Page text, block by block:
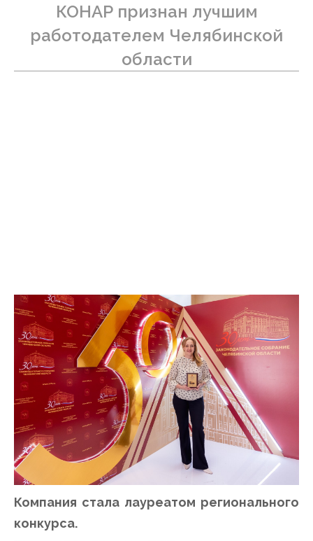
КОНАР признан лучшим
работодателем Челябинской
области
Компания стала лауреатом регионального
конкурса.